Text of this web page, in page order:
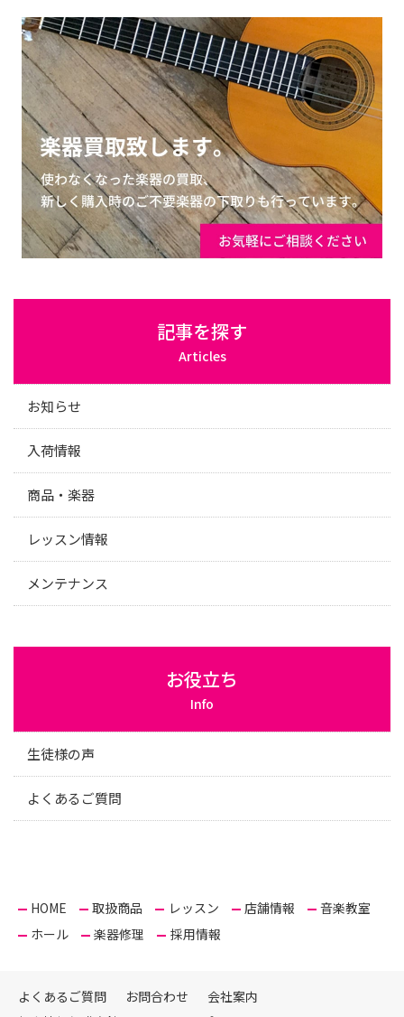
記事を探す
Articles
お知らせ
入荷情報
商品・楽器
レッスン情報
メンテナンス
お役立ち
Info
生徒様の声
よくあるご質問
HOME 取扱商品 レッスン 店舗情報
音楽教室
ホール
楽器修理 採用情報
よくあるご質問 お問合わせ
会社案内